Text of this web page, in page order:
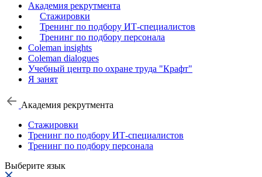
Академия рекрутмента
Стажировки
Тренинг по подбору ИТ-специалистов
Тренинг по подбору персонала
Coleman insights
Coleman dialogues
Учебный центр по охране труда "Крафт"
Я занят
Академия рекрутмента
Стажировки
Тренинг по подбору ИТ-специалистов
Тренинг по подбору персонала
Выберите язык